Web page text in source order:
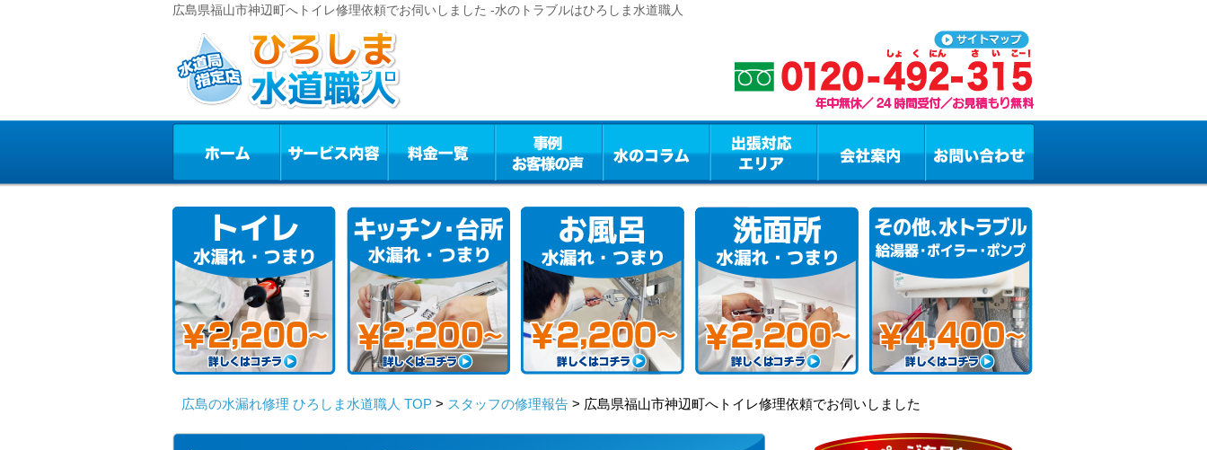
広島県福山市神辺町へトイレ修理依頼でお伺いしました -水のトラブルはひろしま水道職人
広島の水漏れ修理 ひろしま水道職人 TOP > スタッフの修理報告 > 広島県福山市神辺町へトイレ修理依頼でお伺いしました